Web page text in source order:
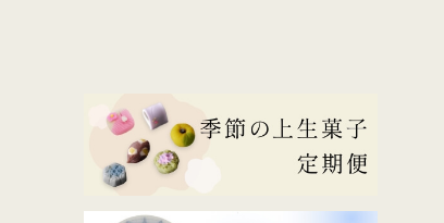
季節のおすすめ
金沢伝統の縁起菓子
伝統名菓